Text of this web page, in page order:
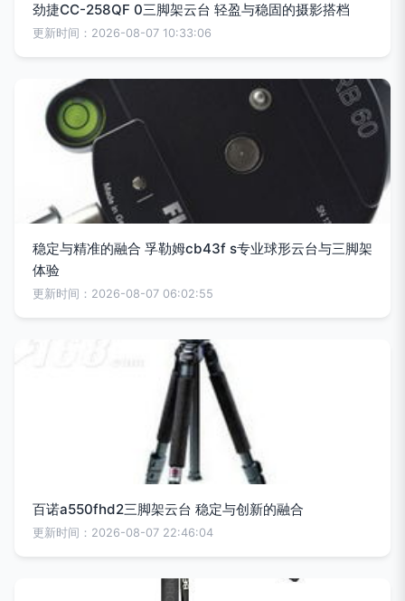
劲捷CC-258QF 0三脚架云台 轻盈与稳固的摄影搭档
更新时间：2026-08-07 10:33:06
稳定与精准的融合 孚勒姆cb43f s专业球形云台与三脚架
体验
更新时间：2026-08-07 06:02:55
百诺a550fhd2三脚架云台 稳定与创新的融合
更新时间：2026-08-07 22:46:04